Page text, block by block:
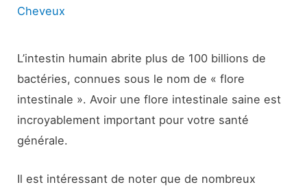
Cheveux
L’intestin humain abrite plus de 100 billions de
bactéries, connues sous le nom de « flore
intestinale ». Avoir une flore intestinale saine est
incroyablement important pour votre santé
générale.
Il est intéressant de noter que de nombreux